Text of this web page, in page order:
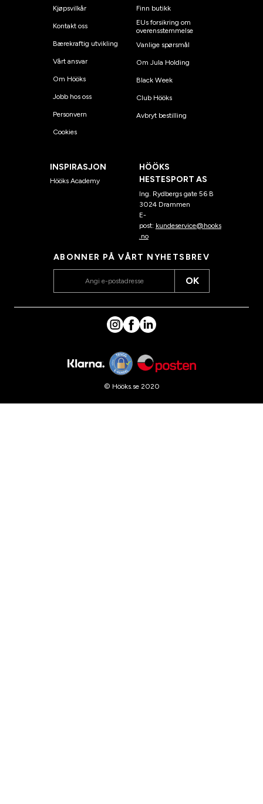
Kjøpsvilkår
Kontakt oss
Bærekraftig utvikling
Vårt ansvar
Om Hööks
Jobb hos oss
Personvern
Cookies
Finn butikk
EUs forsikring om
overensstemmelse
Vanlige spørsmål
Om Jula Holding
Black Week
Club Hööks
Avbryt bestilling
INSPIRASJON
Hööks Academy
HÖÖKS
HESTESPORT AS
Ing. Rydbergs gate 56 B
3024 Drammen
E-
post: kundeservice@hooks
.no
ABONNER PÅ VÅRT NYHETSBREV
OK
© Hööks.se 2020